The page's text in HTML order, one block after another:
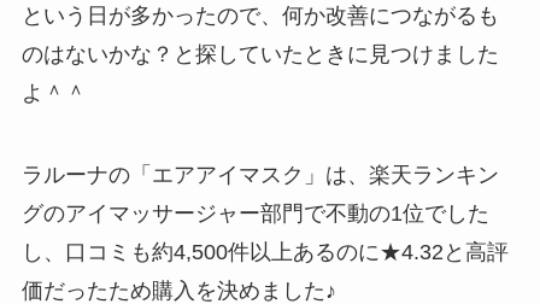
という日が多かったので、何か改善につながるも
のはないかな？と探していたときに見つけました
よ＾＾
ラルーナの「エアアイマスク」は、楽天ランキン
グのアイマッサージャー部門で不動の1位でした
し、口コミも約4,500件以上あるのに★4.32と高評
価だったため購入を決めました♪